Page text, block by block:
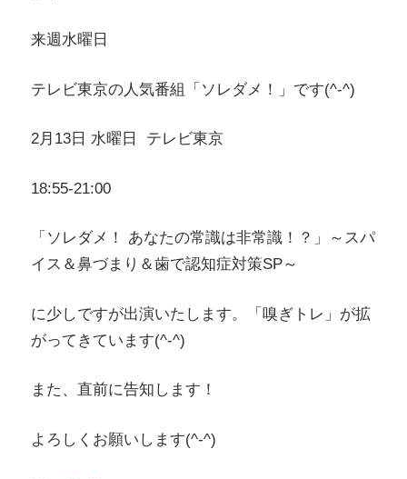
来週水曜日
テレビ東京の人気番組「ソレダメ！」です(^-^)
2月13日 水曜日 テレビ東京
18:55-21:00
「ソレダメ！ あなたの常識は非常識！？」～スパ
イス＆鼻づまり＆歯で認知症対策SP～
に少しですが出演いたします。「嗅ぎトレ」が拡
がってきています(^-^)
また、直前に告知します！
よろしくお願いします(^-^)